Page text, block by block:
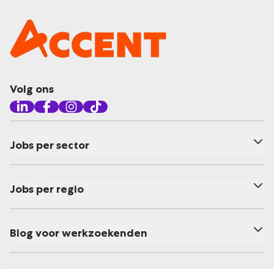
Volg ons
Jobs per sector
Jobs per regio
Blog voor werkzoekenden